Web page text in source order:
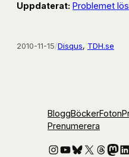
Uppdaterat: Problemet
2010-11-15/Disqus, TDH.se
BloggBöckerFoton
Prenumerera
Instagram
YouTube
Bluesky
X